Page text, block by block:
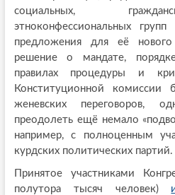
социальных,
этноконфессиональных
предложения для её нового
решение о мандате,
правилах процедуры и
Конституционной комиссии
женевских переговоров,
преодолеть ещё немало
например, с полноценным
курдских политических партий.
Принятое участниками
полутора тысяч человек)